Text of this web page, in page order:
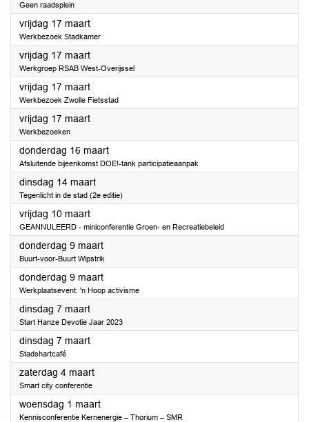
Geen raadsplein
vrijdag 17 maart2023
Werkbezoek Stadkamer
vrijdag 17 maart2023
Werkgroep RSAB West-Overijssel
vrijdag 17 maart2023
Werkbezoek Zwolle Fietsstad
vrijdag 17 maart2023
Werkbezoeken
donderdag 16 maart2023
Afsluitende bijeenkomst DOE!-tank participatieaanpak
dinsdag 14 maart2023
Tegenlicht in de stad (2e editie)
vrijdag 10 maart2023
GEANNULEERD - miniconferentie Groen- en Recreatiebeleid
donderdag 9 maart2023
Buurt-voor-Buurt Wipstrik
donderdag 9 maart2023
Werkplaatsevent: 'n Hoop activisme
dinsdag 7 maart2023
Start Hanze Devotie Jaar 2023
dinsdag 7 maart2023
Stadshartcafé
zaterdag 4 maart2023
Smart city conferentie
woensdag 1 maart2023
Kennisconferentie Kernenergie – Thorium – SMR